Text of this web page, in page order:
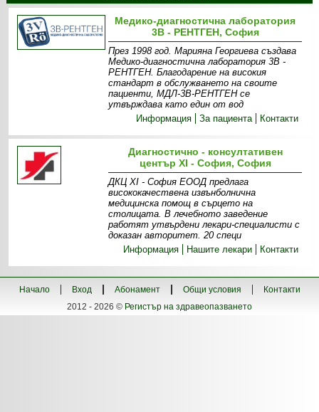
Медико-диагностична лаборатория
3В - РЕНТГЕН, София
През 1998 год. Марияна Георгиева създава
Медико-диагностична лаборатория 3В -
РЕНТГЕН. Благодарение на високия
стандарт в обслужването на своите
пациенти, МДЛ-3В-РЕНТГЕН се
утвърждава като един от вод
Информация
За пациента Контакти
Диагностично - консултативен
център XI - София, София
ДКЦ XI - София ЕООД предлага
висококачествена извънболнична
медицинска помощ в сърцето на
столицата. В лечебното заведение
работят утвърдени лекари-специалисти с
доказан авторитет. 20 специ
Информация
Нашите лекари Контакти
Начало Вход Абонамент Общи условия
Контакти
2012 - 2026 © Регистър на здравеопазването